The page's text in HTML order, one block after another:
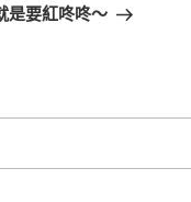
是要紅咚咚～